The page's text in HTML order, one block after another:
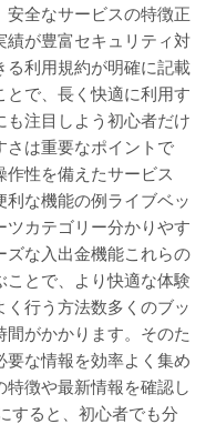
全なサービスの特徴正
績が豊富セキュリティ対
る利用規約が明確に記載
とで、長く快適に利用す
も注目しよう初心者だけ
さは重要なポイントで
性を備えたサービス
な機能の例ライブベッ
ツカテゴリー分かりやす
ズな入出金機能これらの
とで、より快適な体験
行う方法数多くのブッ
間がかかります。そのた
な情報を効率よく集め
特徴や最新情報を確認し
すると、初心者でも分